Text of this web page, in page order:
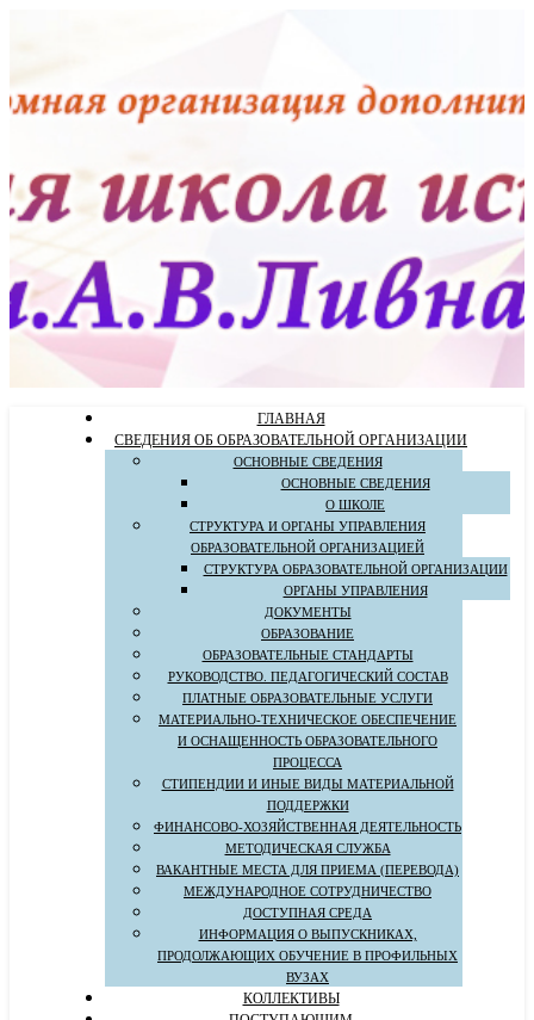
ГЛАВНАЯ
СВЕДЕНИЯ ОБ ОБРАЗОВАТЕЛЬНОЙ ОРГАНИЗАЦИИ
ОСНОВНЫЕ СВЕДЕНИЯ
ОСНОВНЫЕ СВЕДЕНИЯ
О ШКОЛЕ
СТРУКТУРА И ОРГАНЫ УПРАВЛЕНИЯ
ОБРАЗОВАТЕЛЬНОЙ ОРГАНИЗАЦИЕЙ
СТРУКТУРА ОБРАЗОВАТЕЛЬНОЙ ОРГАНИЗАЦИИ
ОРГАНЫ УПРАВЛЕНИЯ
ДОКУМЕНТЫ
ОБРАЗОВАНИЕ
ОБРАЗОВАТЕЛЬНЫЕ СТАНДАРТЫ
РУКОВОДСТВО. ПЕДАГОГИЧЕСКИЙ СОСТАВ
ПЛАТНЫЕ ОБРАЗОВАТЕЛЬНЫЕ УСЛУГИ
МАТЕРИАЛЬНО-ТЕХНИЧЕСКОЕ ОБЕСПЕЧЕНИЕ
И ОСНАЩЕННОСТЬ ОБРАЗОВАТЕЛЬНОГО
ПРОЦЕССА
СТИПЕНДИИ И ИНЫЕ ВИДЫ МАТЕРИАЛЬНОЙ
ПОДДЕРЖКИ
ФИНАНСОВО-ХОЗЯЙСТВЕННАЯ ДЕЯТЕЛЬНОСТЬ
МЕТОДИЧЕСКАЯ СЛУЖБА
ВАКАНТНЫЕ МЕСТА ДЛЯ ПРИЕМА (ПЕРЕВОДА)
МЕЖДУНАРОДНОЕ СОТРУДНИЧЕСТВО
ДОСТУПНАЯ СРЕДА
ИНФОРМАЦИЯ О ВЫПУСКНИКАХ,
ПРОДОЛЖАЮЩИХ ОБУЧЕНИЕ В ПРОФИЛЬНЫХ
ВУЗАХ
КОЛЛЕКТИВЫ